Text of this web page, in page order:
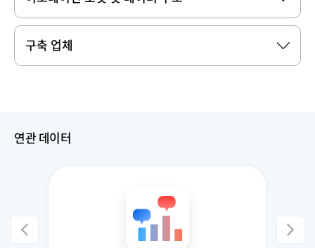
구축 업체
연관 데이터